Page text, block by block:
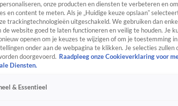
onze producten en diensten te verbeteren en
en content te meten. Als je „Huidige keuze opslaan”
trackingtechnologieën uitgeschakeld. We gebruiken dan
de website goed te laten functioneren en veilig te houden. Je
openen om je keuzes te wijzigen of om je toestemming
onder aan de webpagina te klikken. Je selecties zullen
doorgevoerd. Raadpleeg onze Cookieverklaring voor
Diensten.
& Essentieel